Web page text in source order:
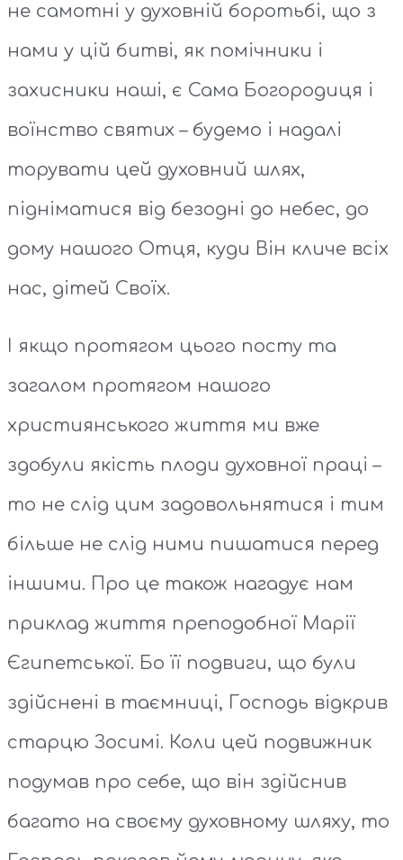
не самотні у духовній боротьбі, що з
нами у цій битві, як помічники і
захисники наші, є Сама Богородиця і
воїнство святих – будемо і надалі
торувати цей духовний шлях,
підніматися від безодні до небес, до
дому нашого Отця, куди Він кличе всіх
нас, дітей Своїх.
І якщо протягом цього посту та
загалом протягом нашого
християнського життя ми вже
здобули якість плоди духовної праці –
то не слід цим задовольнятися і тим
більше не слід ними пишатися перед
іншими. Про це також нагадує нам
приклад життя преподобної Марії
Єгипетської. Бо її подвиги, що були
здійснені в таємниці, Господь відкрив
старцю Зосимі. Коли цей подвижник
подумав про себе, що він здійснив
багато на своєму духовному шляху, то